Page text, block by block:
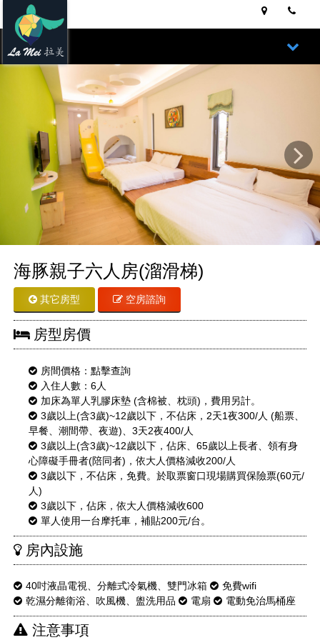
Next
海豚親子六人房(溜滑梯)
其它房型 空房諮詢
房型房價
房間價格：點擊查詢
入住人數：6人
加床為單人乳膠床墊 (含棉被、枕頭)，費用另計。
3歲以上(含3歲)~12歲以下，不佔床，2天1夜300/人 (船票、
早餐、潮間帶、夜遊)、3天2夜400/人
3歲以上(含3歲)~12歲以下，佔床、65歲以上長者、領有身
心障礙手冊者(陪同者)，依大人價格減收200/人
3歲以下，不佔床，免費。於取票窗口現場購買保險票(60元/
人)
3歲以下，佔床，依大人價格減收600
單人使用一台摩托車，補貼200元/台。
房內設施
40吋液晶電視、分離式冷氣機、雙門冰箱
免費wifi
乾濕分離衛浴、吹風機、盥洗用品
電扇 電動免治馬桶座
注意事項